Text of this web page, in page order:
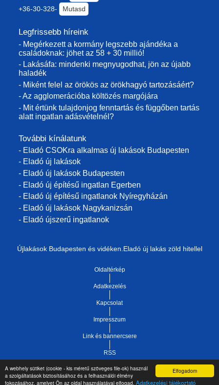
Elfogadom
A webhely sütiket (cookie - kis méretű szöveges file-ok) használ
a szolgáltatások biztosításához és a felhasználói élmény
fokozásához, amelyet Ön az oldal használatával elfogad. Adatkezelési tájékoztató
+36-30-328-
Mutasd
Legfrissebb híreink
- Megérkezett a kormány legszebb ajándéka a
családoknak: jöhet az 58 + 30 millió!
- Lakásáfa: mindenki megnyugodhat, jön az újabb
haladék
- Miként felel az örökös az örökhagyó tartozásáért?
- Az agglomerációba költözés margójára
- Mit értünk tulajdonjog fenntartás és függőben tartás
alatt ingatlan adásvételnél?
További kínálatunk
- Eladó CSOKra alkalmas új lakások Budapesten
- Eladó új lakások
- Eladó új lakások Budapesten
- Eladó új építésű ingatlan Egerben
- Eladó új építésű ingatlanok Nyíregyházán
- Eladó új lakások Nagykanizsán
- Eladó újszerű ingatlanok
Újlakások Budapesten és vidéken.Eladó új lakás zöld hitellel
Oldaltérkép
Adatkezelés
Kapcsolat
Impresszum
Link és bannercsere
RSS
Copyright © 2021.Vár-Köz Kft. - Ingatlan nyilvántartó, ügyviteli és